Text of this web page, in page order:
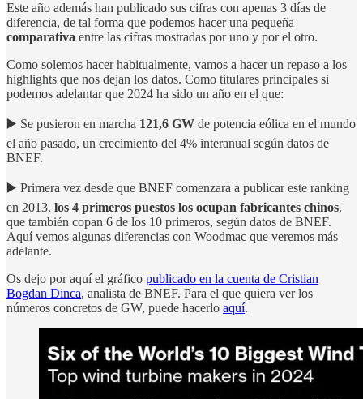
Este año además han publicado sus cifras con apenas 3 días de
diferencia, de tal forma que podemos hacer una pequeña
comparativa entre las cifras mostradas por uno y por el otro.
Como solemos hacer habitualmente, vamos a hacer un repaso a los
highlights que nos dejan los datos. Como titulares principales si
podemos adelantar que 2024 ha sido un año en el que:
▶️ Se pusieron en marcha 121,6 GW de potencia eólica en el mundo
el año pasado, un crecimiento del 4% interanual según datos de
BNEF.
▶️ Primera vez desde que BNEF comenzara a publicar este ranking
en 2013, los 4 primeros puestos los ocupan fabricantes chinos,
que también copan 6 de los 10 primeros, según datos de BNEF.
Aquí vemos algunas diferencias con Woodmac que veremos más
adelante.
Os dejo por aquí el gráfico publicado en la cuenta de Cristian
Bogdan Dinca, analista de BNEF. Para el que quiera ver los
números concretos de GW, puede hacerlo aquí.